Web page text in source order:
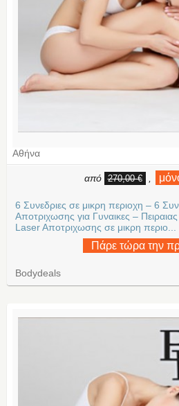
Αθήνα
από 270,00 €
6 Συνεδριες σε μικρη περιοχη – 6
Αποτριχωσης για Γυναικες –
Laser Aποτριχωσης σε μικρη περιο...
Πάρε τώρα την
Bodydeals